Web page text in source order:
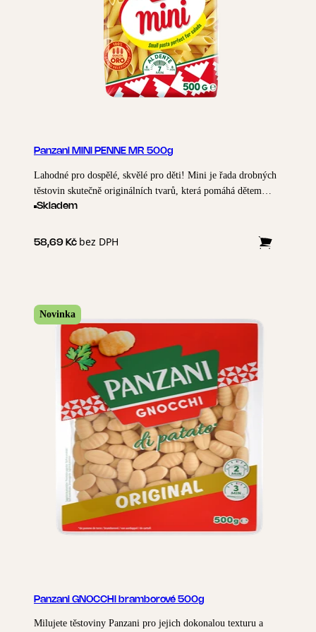
Panzani MINI PENNE MR 500g
Lahodné pro dospělé, skvělé pro děti! Mini je řada drobných
těstovin skutečně originálních tvarů, která pomáhá dětem
objevovat kouzlo italské kuchyně. Jsou malé, ale radost z
které si vychutnáte stejně dobře v salátu jako v hlavním jídle.
Skladem
58,69 Kč bez DPH
Novinka
Panzani GNOCCHI bramborové 500g
Milujete těstoviny Panzani pro jejich dokonalou texturu a